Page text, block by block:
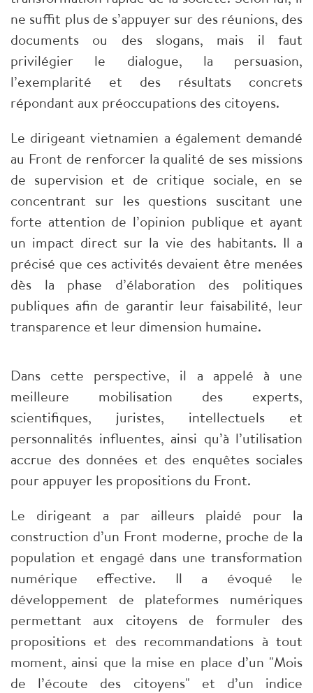
ne suffit plus de s’appuyer sur des réunions, des
documents ou des slogans, mais il faut
privilégier le dialogue, la persuasion,
l’exemplarité et des résultats concrets
répondant aux préoccupations des citoyens.
Le dirigeant vietnamien a également demandé
au Front de renforcer la qualité de ses missions
de supervision et de critique sociale, en se
concentrant sur les questions suscitant une
forte attention de l’opinion publique et ayant
un impact direct sur la vie des habitants. Il a
précisé que ces activités devaient être menées
dès la phase d’élaboration des politiques
publiques afin de garantir leur faisabilité, leur
transparence et leur dimension humaine.
Dans cette perspective, il a appelé à une
meilleure mobilisation des experts,
scientifiques, juristes, intellectuels et
personnalités influentes, ainsi qu’à l’utilisation
accrue des données et des enquêtes sociales
pour appuyer les propositions du Front.
Le dirigeant a par ailleurs plaidé pour la
construction d’un Front moderne, proche de la
population et engagé dans une transformation
numérique effective. Il a évoqué le
développement de plateformes numériques
permettant aux citoyens de formuler des
propositions et des recommandations à tout
moment, ainsi que la mise en place d’un "Mois
de l’écoute des citoyens" et d’un indice